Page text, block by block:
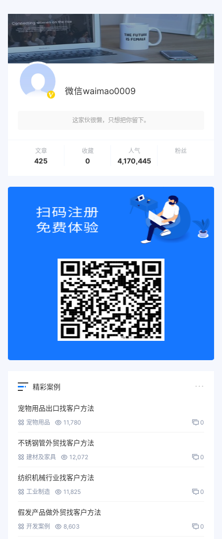
微信waimao0009
这家伙很懒，只想把你留下。
文章
425
收藏
0
人气
4,170,445
粉丝
精彩案例
宠物用品出口找客户方法
宠物用品 11,780 0
不锈钢管外贸找客户方法
建材及家具 12,072 0
纺织机械行业找客户方法
工业制造 11,825 0
假发产品做外贸找客户方法
开发案例 8,603 0